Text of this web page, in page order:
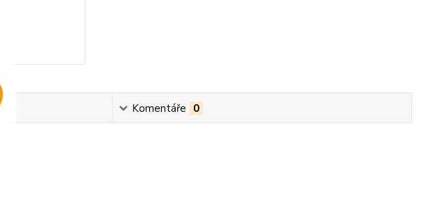
Komentáře 0